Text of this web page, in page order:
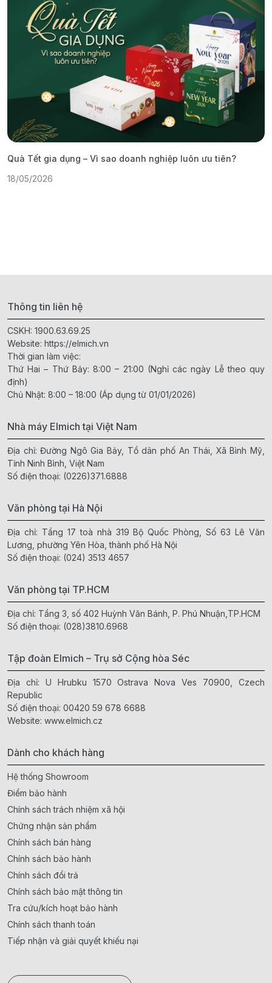
Quà Tết gia dụng – Vì sao doanh nghiệp luôn ưu tiên?
18/05/2026
Thông tin liên hệ
CSKH: 1900.63.69.25
Website: https://elmich.vn
Thời gian làm việc:
Thứ Hai – Thứ Bảy: 8:00 – 21:00 (Nghỉ các ngày Lễ theo quy
định)
Chủ Nhật: 8:00 – 18:00 (Áp dụng từ 01/01/2026)
Nhà máy Elmich tại Việt Nam
Địa chỉ: Đường Ngô Gia Bảy, Tổ dân phố An Thái, Xã Bình Mỹ,
Tỉnh Ninh Bình, Việt Nam
Số điện thoại: (0226)371.6888
Văn phòng tại Hà Nội
Địa chỉ: Tầng 17 toà nhà 319 Bộ Quốc Phòng, Số 63 Lê Văn
Lương, phường Yên Hòa, thành phố Hà Nội
Số điện thoại: (024) 3513 4657
Văn phòng tại TP.HCM
Địa chỉ: Tầng 3, số 402 Huỳnh Văn Bánh, P. Phú Nhuận,TP.HCM
Số điện thoại: (028)3810.6968
Tập đoàn Elmich – Trụ sở Cộng hòa Séc
Địa chỉ: U Hrubku 1570 Ostrava Nova Ves 70900, Czech
Republic
Số điện thoại: 00420 59 678 6688
Website: www.elmich.cz
Dành cho khách hàng
Hệ thống Showroom
Điểm bảo hành
Chính sách trách nhiệm xã hội
Chứng nhận sản phẩm
Chính sách bán hàng
Chính sách bảo hành
Chính sách đổi trả
Chính sách bảo mật thông tin
Tra cứu/kích hoạt bảo hành
Chính sách thanh toán
Tiếp nhận và giải quyết khiếu nại